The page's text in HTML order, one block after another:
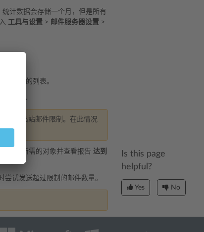
计数据会存储一个月，但是所有
工具与设置 > 邮件服务器设置 >
类对象的列表。
。
设置出站邮件限制。在此情况
，点击所需的对象并查看报告 达到
试发送超过限制的邮件数量。
Is this page
helpful?
Yes No